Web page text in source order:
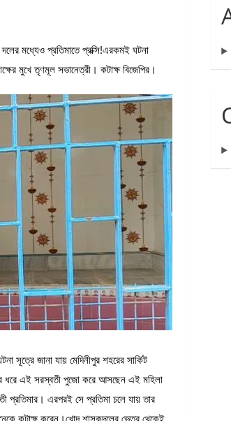
মধ্যেও প্রতিমাতে প্রক্সি!এরকমই ঘটনা
মুখে তৃণমূল সভানেত্রী। কটাক্ষ বিজেপির।
জানা যায় মেদিনীপুর শহরের সার্কিট
ধরে এই সরস্বতী পুজো করে আসছেন এই মহিলা
প্রতিমার। এরপরই সে প্রতিমা চলে যায় তার